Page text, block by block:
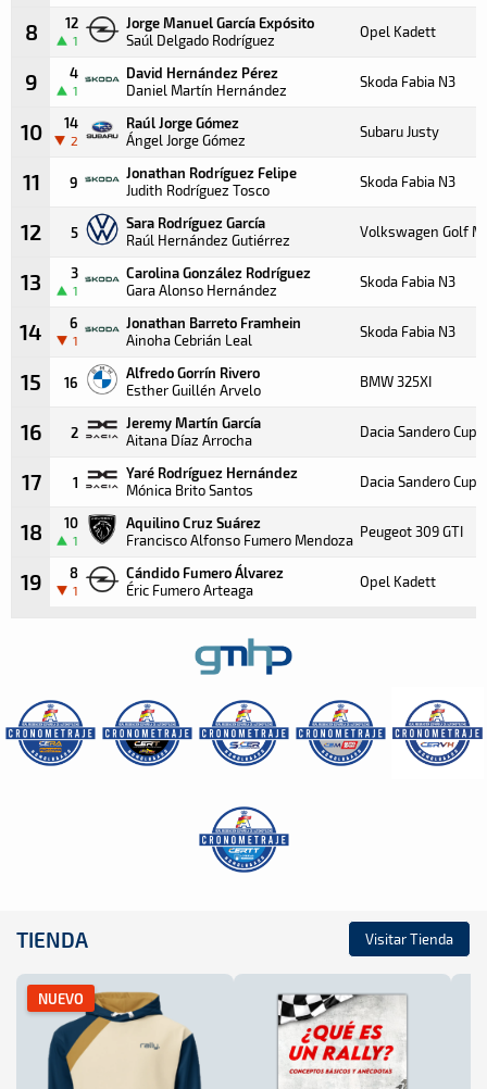
8 12
1
Jorge Manuel García Expósito
Saúl Delgado Rodríguez Opel Kadett
9 4
1
David Hernández Pérez
Daniel Martín Hernández Skoda Fabia N3
10 14
2
Raúl Jorge Gómez
Ángel Jorge Gómez Subaru Justy
11 9
Jonathan Rodríguez Felipe
Judith Rodríguez Tosco Skoda Fabia N3
12 5
Sara Rodríguez García
Raúl Hernández Gutiérrez Volkswagen Golf
13 3
1
Carolina González Rodríguez
Gara Alonso Hernández Skoda Fabia N3
14 6
1
Jonathan Barreto Framhein
Ainoha Cebrián Leal Skoda Fabia N3
15 16
Alfredo Gorrín Rivero
Esther Guillén Arvelo BMW 325XI
16 2
Jeremy Martín García
Aitana Díaz Arrocha Dacia Sandero Cup
17 1
Yaré Rodríguez Hernández
Mónica Brito Santos Dacia Sandero Cup
18 10
1
Aquilino Cruz Suárez
Francisco Alfonso Fumero Mendoza Peugeot 309 GTI
19 8
1
Cándido Fumero Álvarez
Éric Fumero Arteaga Opel Kadett
TIENDA Visitar Tienda
NUEVO